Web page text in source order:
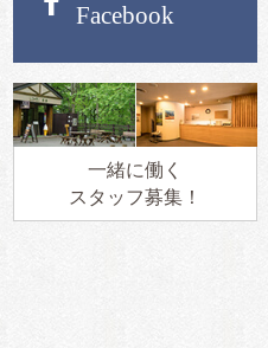
Facebook
一緒に働く
スタッフ募集！